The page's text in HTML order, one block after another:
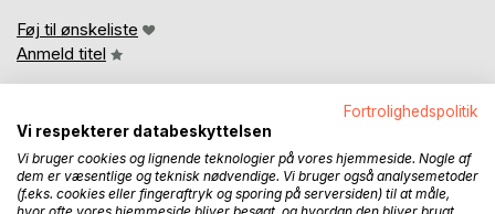
Føj til ønskeliste
Anmeld titel
Fortrolighedspolitik
Vi respekterer databeskyttelsen
Vi bruger cookies og lignende teknologier på vores hjemmeside. Nogle af
dem er væsentlige og teknisk nødvendige. Vi bruger også analysemetoder
(f.eks. cookies eller fingeraftryk og sporing på serversiden) til at måle,